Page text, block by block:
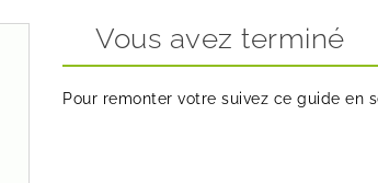
Vous avez terminé
Pour remonter votre suivez ce guide en